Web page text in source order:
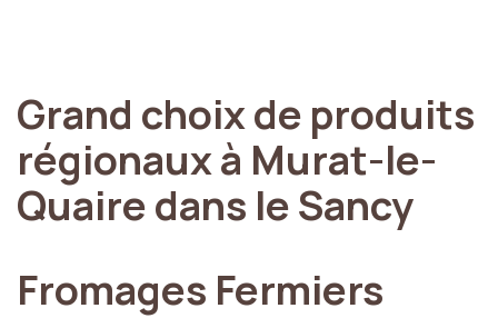
Grand choixde produits
régionauxà Murat-le-
Quairedans leSancy
Fromages Fermiers